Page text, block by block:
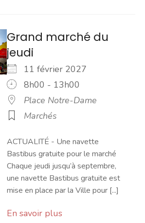
Grand marché du
jeudi
11 février 2027
8h00 - 13h00
Place Notre-Dame
Marchés
ACTUALITÉ - Une navette
Bastibus gratuite pour le marché
Chaque jeudi jusqu’à septembre,
une navette Bastibus gratuite est
mise en place par la Ville pour [...]
En savoir plus